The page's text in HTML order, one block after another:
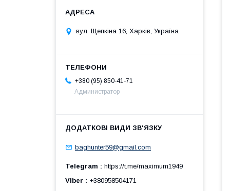
вул. Щепкіна 16, Харків, Україна
+380 (95) 850-41-71
Администратор
baghunter59@gmail.com
Telegram
https://t.me/maximum1949
Viber
+380958504171